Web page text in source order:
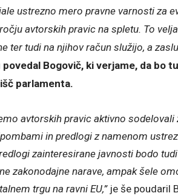
ustrezno mero pravne varnosti za
avtorskih pravic na spletu. To
ter tudi na njihov račun služijo, a
Bogovič, ki verjame, da bo
parlamenta.
avtorskih pravic aktivno
in predlogi z namenom
zainteresirane javnosti bodo
zakonodajne narave, ampak šele
trgu na ravni EU,”je še poudaril